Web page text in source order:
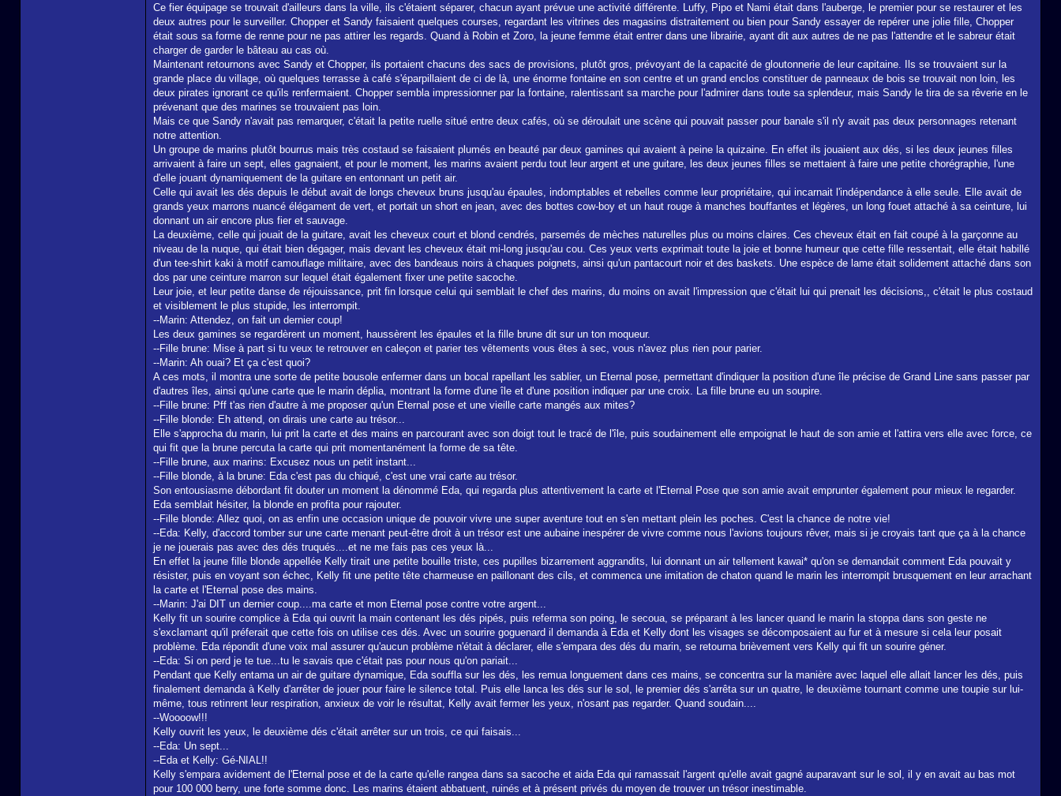
Ce fier équipage se trouvait d'ailleurs dans la ville, ils c'étaient séparer, chacun ayant prévue une activité différente. Luffy, Pipo et Nami était dans l'auberge, le premier pour se restaurer et les
deux autres pour le surveiller. Chopper et Sandy faisaient quelques courses, regardant les vitrines des magasins distraitement ou bien pour Sandy essayer de repérer une jolie fille, Chopper
était sous sa forme de renne pour ne pas attirer les regards. Quand à Robin et Zoro, la jeune femme était entrer dans une librairie, ayant dit aux autres de ne pas l'attendre et le sabreur était
charger de garder le bâteau au cas où.
Maintenant retournons avec Sandy et Chopper, ils portaient chacuns des sacs de provisions, plutôt gros, prévoyant de la capacité de gloutonnerie de leur capitaine. Ils se trouvaient sur la
grande place du village, où quelques terrasse à café s'éparpillaient de ci de là, une énorme fontaine en son centre et un grand enclos constituer de panneaux de bois se trouvait non loin, les
deux pirates ignorant ce qu'ils renfermaient. Chopper sembla impressionner par la fontaine, ralentissant sa marche pour l'admirer dans toute sa splendeur, mais Sandy le tira de sa rêverie en le
prévenant que des marines se trouvaient pas loin.
Mais ce que Sandy n'avait pas remarquer, c'était la petite ruelle situé entre deux cafés, où se déroulait une scène qui pouvait passer pour banale s'il n'y avait pas deux personnages retenant
notre attention.
Un groupe de marins plutôt bourrus mais très costaud se faisaient plumés en beauté par deux gamines qui avaient à peine la quizaine. En effet ils jouaient aux dés, si les deux jeunes filles
arrivaient à faire un sept, elles gagnaient, et pour le moment, les marins avaient perdu tout leur argent et une guitare, les deux jeunes filles se mettaient à faire une petite chorégraphie, l'une
d'elle jouant dynamiquement de la guitare en entonnant un petit air.
Celle qui avait les dés depuis le début avait de longs cheveux bruns jusqu'au épaules, indomptables et rebelles comme leur propriétaire, qui incarnait l'indépendance à elle seule. Elle avait de
grands yeux marrons nuancé élégament de vert, et portait un short en jean, avec des bottes cow-boy et un haut rouge à manches bouffantes et légères, un long fouet attaché à sa ceinture, lui
donnant un air encore plus fier et sauvage.
La deuxième, celle qui jouait de la guitare, avait les cheveux court et blond cendrés, parsemés de mèches naturelles plus ou moins claires. Ces cheveux était en fait coupé à la garçonne au
niveau de la nuque, qui était bien dégager, mais devant les cheveux était mi-long jusqu'au cou. Ces yeux verts exprimait toute la joie et bonne humeur que cette fille ressentait, elle était habillé
d'un tee-shirt kaki à motif camouflage militaire, avec des bandeaus noirs à chaques poignets, ainsi qu'un pantacourt noir et des baskets. Une espèce de lame était solidement attaché dans son
dos par une ceinture marron sur lequel était également fixer une petite sacoche.
Leur joie, et leur petite danse de réjouissance, prit fin lorsque celui qui semblait le chef des marins, du moins on avait l'impression que c'était lui qui prenait les décisions,, c'était le plus costaud
et visiblement le plus stupide, les interrompit.
--Marin: Attendez, on fait un dernier coup!
Les deux gamines se regardèrent un moment, haussèrent les épaules et la fille brune dit sur un ton moqueur.
--Fille brune: Mise à part si tu veux te retrouver en caleçon et parier tes vêtements vous êtes à sec, vous n'avez plus rien pour parier.
--Marin: Ah ouai? Et ça c'est quoi?
A ces mots, il montra une sorte de petite bousole enfermer dans un bocal rapellant les sablier, un Eternal pose, permettant d'indiquer la position d'une île précise de Grand Line sans passer par
d'autres îles, ainsi qu'une carte que le marin déplia, montrant la forme d'une île et d'une position indiquer par une croix. La fille brune eu un soupire.
--Fille brune: Pff t'as rien d'autre à me proposer qu'un Eternal pose et une vieille carte mangés aux mites?
--Fille blonde: Eh attend, on dirais une carte au trésor...
Elle s'approcha du marin, lui prit la carte et des mains en parcourant avec son doigt tout le tracé de l'île, puis soudainement elle empoignat le haut de son amie et l'attira vers elle avec force, ce
qui fit que la brune percuta la carte qui prit momentanément la forme de sa tête.
--Fille brune, aux marins: Excusez nous un petit instant...
--Fille blonde, à la brune: Eda c'est pas du chiqué, c'est une vrai carte au trésor.
Son entousiasme débordant fit douter un moment la dénommé Eda, qui regarda plus attentivement la carte et l'Eternal Pose que son amie avait emprunter également pour mieux le regarder.
Eda semblait hésiter, la blonde en profita pour rajouter.
--Fille blonde: Allez quoi, on as enfin une occasion unique de pouvoir vivre une super aventure tout en s'en mettant plein les poches. C'est la chance de notre vie!
--Eda: Kelly, d'accord tomber sur une carte menant peut-être droit à un trésor est une aubaine inespérer de vivre comme nous l'avions toujours rêver, mais si je croyais tant que ça à la chance
je ne jouerais pas avec des dés truqués....et ne me fais pas ces yeux là...
En effet la jeune fille blonde appellée Kelly tirait une petite bouille triste, ces pupilles bizarrement aggrandits, lui donnant un air tellement kawai* qu'on se demandait comment Eda pouvait y
résister, puis en voyant son échec, Kelly fit une petite tête charmeuse en paillonant des cils, et commenca une imitation de chaton quand le marin les interrompit brusquement en leur arrachant
la carte et l'Eternal pose des mains.
--Marin: J'ai DIT un dernier coup....ma carte et mon Eternal pose contre votre argent...
Kelly fit un sourire complice à Eda qui ouvrit la main contenant les dés pipés, puis referma son poing, le secoua, se préparant à les lancer quand le marin la stoppa dans son geste ne
s'exclamant qu'il préferait que cette fois on utilise ces dés. Avec un sourire goguenard il demanda à Eda et Kelly dont les visages se décomposaient au fur et à mesure si cela leur posait
problème. Eda répondit d'une voix mal assurer qu'aucun problème n'était à déclarer, elle s'empara des dés du marin, se retourna brièvement vers Kelly qui fit un sourire géner.
--Eda: Si on perd je te tue...tu le savais que c'était pas pour nous qu'on pariait...
Pendant que Kelly entama un air de guitare dynamique, Eda souffla sur les dés, les remua longuement dans ces mains, se concentra sur la manière avec laquel elle allait lancer les dés, puis
finalement demanda à Kelly d'arrêter de jouer pour faire le silence total. Puis elle lanca les dés sur le sol, le premier dés s'arrêta sur un quatre, le deuxième tournant comme une toupie sur lui-
même, tous retinrent leur respiration, anxieux de voir le résultat, Kelly avait fermer les yeux, n'osant pas regarder. Quand soudain....
--Woooow!!!
Kelly ouvrit les yeux, le deuxième dés c'était arrêter sur un trois, ce qui faisais...
--Eda: Un sept...
--Eda et Kelly: Gé-NIAL!!
Kelly s'empara avidement de l'Eternal pose et de la carte qu'elle rangea dans sa sacoche et aida Eda qui ramassait l'argent qu'elle avait gagné auparavant sur le sol, il y en avait au bas mot
pour 100 000 berry, une forte somme donc. Les marins étaient abbatuent, ruinés et à présent privés du moyen de trouver un trésor inestimable.